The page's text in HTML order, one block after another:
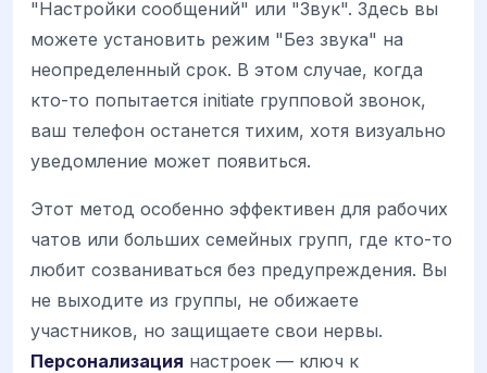
"Настройки сообщений" или "Звук". Здесь вы
можете установить режим "Без звука" на
неопределенный срок. В этом случае, когда
кто-то попытается initiate групповой звонок,
ваш телефон останется тихим, хотя визуально
уведомление может появиться.
Этот метод особенно эффективен для рабочих
чатов или больших семейных групп, где кто-то
любит созваниваться без предупреждения. Вы
не выходите из группы, не обижаете
участников, но защищаете свои нервы.
Персонализация настроек — ключ к